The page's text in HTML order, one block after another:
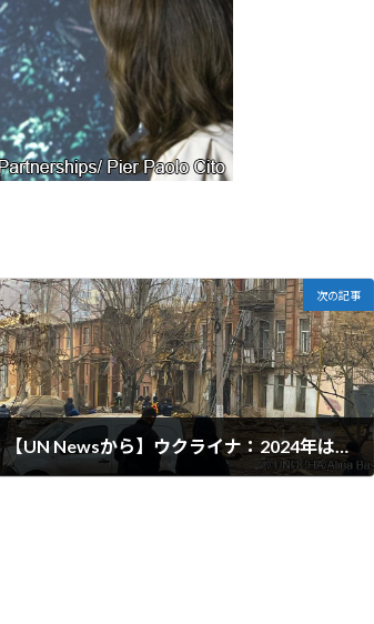
次の記事
【UN Newsから】ウクライナ：2024年は「喪失、痛み、苦悩」から始まる ロシアの激しい攻撃の中で